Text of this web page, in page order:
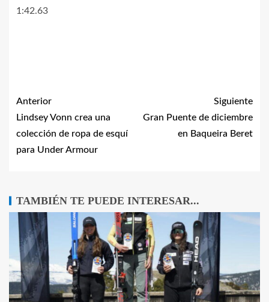
1:42.63
Anterior
Lindsey Vonn crea una
colección de ropa de esquí
para Under Armour
Siguiente
Gran Puente de diciembre
en Baqueira Beret
TAMBIÉN TE PUEDE INTERESAR...